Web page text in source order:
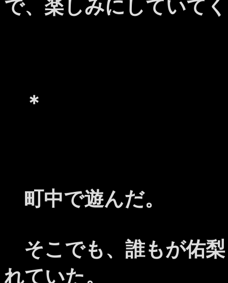
で、楽しみにしていて
＊
町中で遊んだ。
そこでも、誰もが佑
れていた。